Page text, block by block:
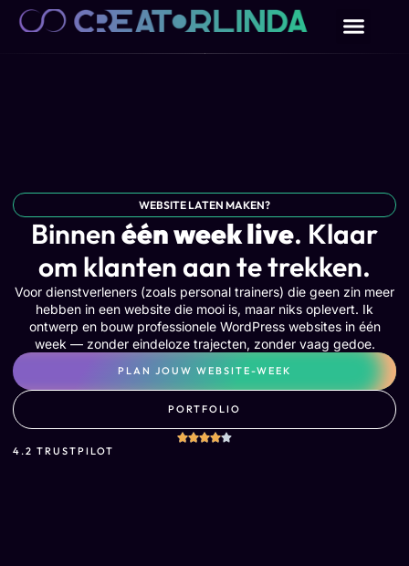
WEBSITE LATEN MAKEN?
Binnenéén week live. Klaar
om klanten aan te trekken.
Voor dienstverleners (zoals personal trainers) die geen zin meer
hebben in een website die mooi is, maar niks oplevert. Ik
ontwerp en bouw professionele WordPress websites in één
week — zonder eindeloze trajecten, zonder vaag gedoe.
PLAN JOUW WEBSITE-WEEK
PORTFOLIO
4.2 TRUSTPILOT